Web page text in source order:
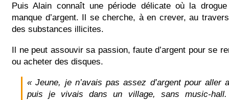
Puis Alain connaît une période délicate où la
manque d’argent. Il se cherche, à en crever, au
des substances illicites.
Il ne peut assouvir sa passion, faute d’argent pour se
ou acheter des disques.
« Jeune, je n’avais pas assez d’argent pour aller
puis je vivais dans un village, sans music-